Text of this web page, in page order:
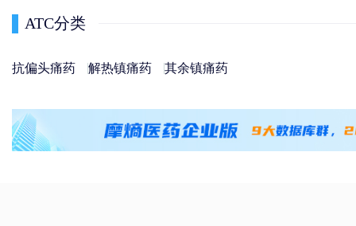
ATC分类
抗偏头痛药 解热镇痛药 其余镇痛药